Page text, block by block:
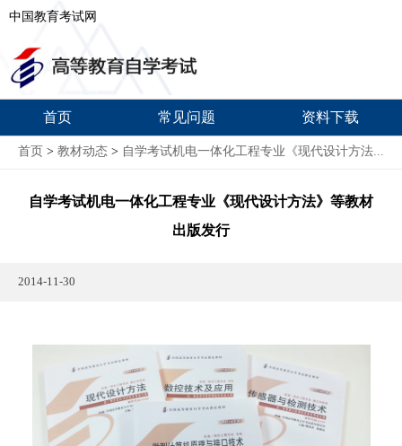
中国教育考试网
首页 常见问题 资料下载
首页 > 教材动态 > 自学考试机电一体化工程专业《现代设计方法...
自学考试机电一体化工程专业《现代设计方法》等教材
出版发行
2014-11-30